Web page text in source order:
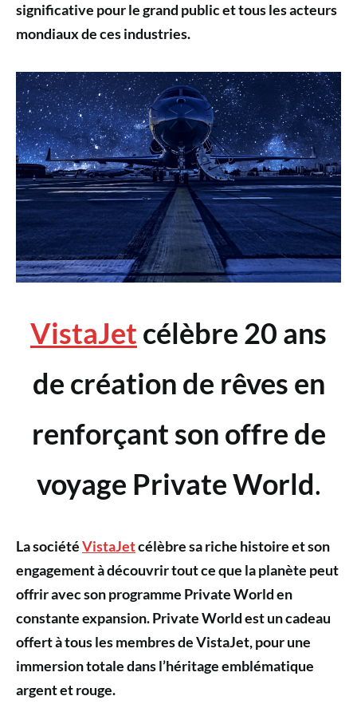
significative pour le grand public et tous les acteurs
mondiaux de ces industries.
VistaJet célèbre 20 ans
de création de rêves en
renforçant son offre de
voyage Private World.
La sociétéVistaJetcélèbre sa riche histoire et son
engagement à découvrir tout ce que la planète peut
offrir avec son programme Private World en
constante expansion. Private World est un cadeau
offert à tous les membres de VistaJet, pour une
immersion totale dans l’héritage emblématique
argent et rouge.